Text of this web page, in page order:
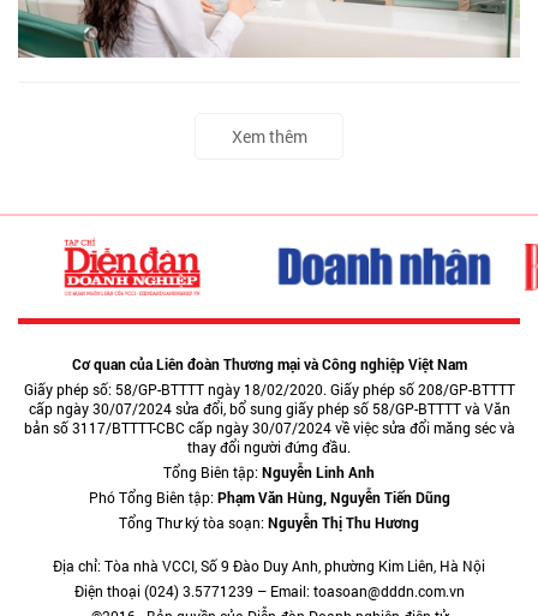
Xem thêm
Cơ quan của Liên đoàn Thương mại và Công nghiệp Việt Nam
Giấy phép số: 58/GP-BTTTT ngày 18/02/2020. Giấy phép số 208/GP-BTTTT
cấp ngày 30/07/2024 sửa đổi, bổ sung giấy phép số 58/GP-BTTTT và Văn
bản số 3117/BTTTT-CBC cấp ngày 30/07/2024 về việc sửa đổi măng séc và
thay đổi người đứng đầu.
Tổng Biên tập:Nguyễn Linh Anh
Phó Tổng Biên tập:Phạm Văn Hùng, Nguyễn Tiến Dũng
Tổng Thư ký tòa soạn:Nguyễn Thị Thu Hương
Địa chỉ: Tòa nhà VCCI, Số 9 Đào Duy Anh, phường Kim Liên, Hà Nội
Điện thoại (024) 3.5771239 – Email: toasoan@dddn.com.vn